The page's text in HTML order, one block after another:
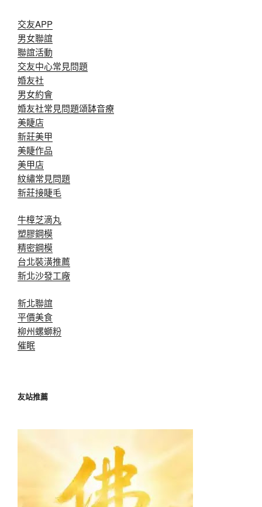
交友APP
男女聯誼
聯誼活動
交友中心常見問題
婚友社
男女約會
婚友社常見問題頌缽音療
美睫店
新莊美甲
美睫作品
美甲店
紋繡常見問題
新莊接睫毛
牛樟芝滴丸
塑膠鋼模
精密鋼模
台北裝潢推薦
新北沙發工廠
新北聯誼
平價美食
柳州螺螄粉
催眠
友站推薦